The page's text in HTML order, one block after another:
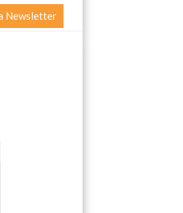
Newsletter